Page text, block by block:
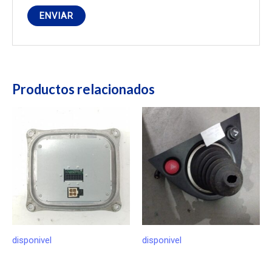
Productos relacionados
disponivel disponivel